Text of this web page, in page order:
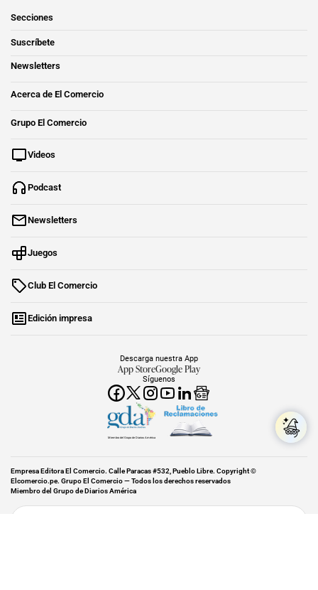
Secciones
Suscríbete
Newsletters
Acerca de El Comercio
Grupo El Comercio
Videos
Podcast
Newsletters
Juegos
Club El Comercio
Edición impresa
Síguenos
Descarga nuestra App
App StoreGoogle Play
Miembro del Grupo de Diarios América
Empresa Editora El Comercio. Calle Paracas #532, Pueblo Libre. Copyright ©
Elcomercio.pe. Grupo El Comercio — Todos los derechos reservados
Miembro del Grupo de Diarios América